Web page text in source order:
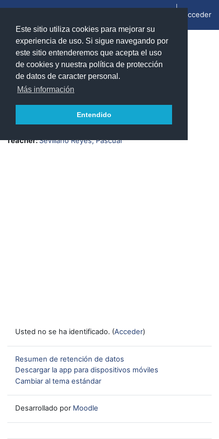
Este sitio utiliza cookies para mejorar su
experiencia de uso. Si sigue navegando por
este sitio entenderemos que acepta el uso
de cookies y nuestra política de protección
de datos de caracter personal.
Más información
Entendido
Panel lateral
Acceder
Información del curso
Laboratorio de física (2024/2025)
Miana Sanz, Mario Jacobo
Teacher:Sevillano Reyes, Pascual
Usted no se ha identificado. (Acceder)
Resumen de retención de datos
Descargar la app para dispositivos móviles
Cambiar al tema estándar
Desarrollado por Moodle